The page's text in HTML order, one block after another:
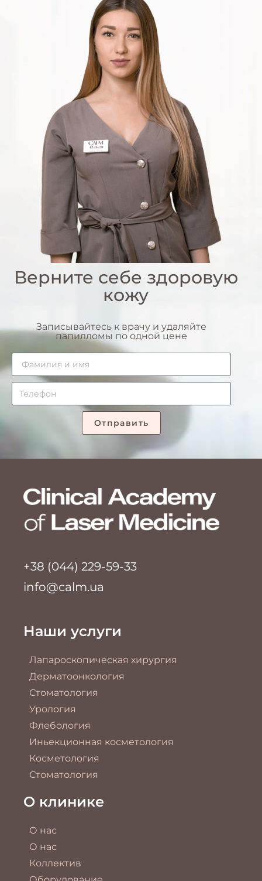
Верните себе здоровую
кожу
Записывайтесь к врачу и удаляйте
папилломы по одной цене
Отправить
+38 (044) 229-59-33
info@calm.ua
Наши услуги
Лапароскопическая хирургия
Дерматоонкология
Стоматология
Урология
Флебология
Иньекционная косметология
Косметология
Стоматология
О клинике
О нас
О нас
Коллектив